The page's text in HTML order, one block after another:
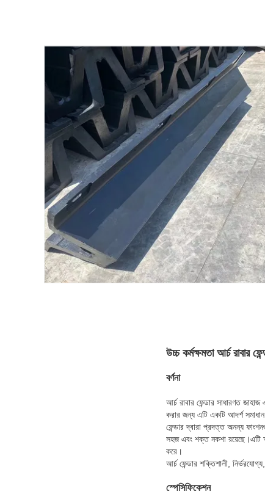
উচ্চ কর্মক্ষমতা আর্চ রাবার
বর্ণনা
আর্চ রাবার ফেন্ডার সাধারণত
করার জন্য এটি একটি আদর্শ
ফেন্ডার দ্বারা প্রদত্ত অনন্য
সহজ এবং শক্ত নকশা রয়েছে।এটি
করে।
আর্চ ফেন্ডার শক্তিশালী,
স্পেসিফিকেশন